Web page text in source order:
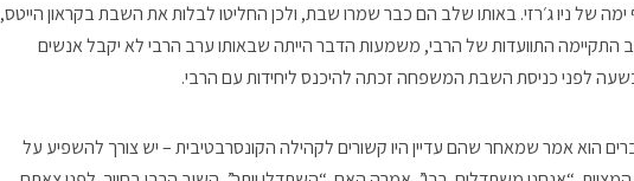
של ניו ג׳רזי. באותו שלב הם כבר שמרו שבת, ולכן החליטו לבלות את השבת בקראון הייטס,
התקיימה התוועדות של הרבי, משמעות הדבר הייתה שבאותו ערב הרבי לא יקבל אנשים
לפני כניסת השבת המשפחה זכתה להיכנס ליחידות עם הרבי.
הוא אמר שמאחר שהם עדיין היו קשורים לקהילה הקונסרבטיבית – יש צורך להשפיע על